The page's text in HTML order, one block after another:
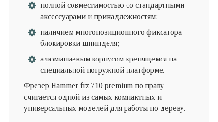
полной совместимостью со стандартными
аксессуарами и принадлежностям;
наличием многопозиционного фиксатора
блокировки шпинделя;
алюминиевым корпусом крепящемся на
специальной погружной платформе.
Фрезер Hammer frz 710 premium по праву
считается одной из самых компактных и
универсальных моделей для работы по дереву.